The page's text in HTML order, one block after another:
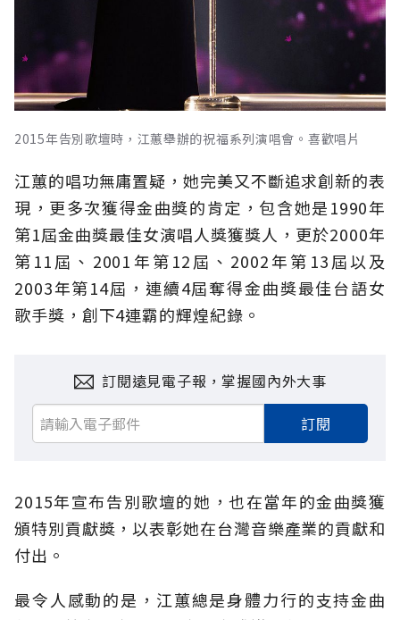
2015年告別歌壇時，江蕙舉辦的祝福系列演唱會。喜歡唱片
江蕙的唱功無庸置疑，她完美又不斷追求創新的表
現，更多次獲得金曲獎的肯定，包含她是1990年
第1屆金曲獎最佳女演唱人獎獲獎人，更於2000年
第11屆、2001年第12屆、2002年第13屆以及
2003年第14屆，連續4屆奪得金曲獎最佳台語女
歌手獎，創下4連霸的輝煌紀錄。
訂閱遠見電子報，掌握國內外大事
訂閱
2015年宣布告別歌壇的她，也在當年的金曲獎獲
頒特別貢獻獎，以表彰她在台灣音樂產業的貢獻和
付出。
最令人感動的是，江蕙總是身體力行的支持金曲